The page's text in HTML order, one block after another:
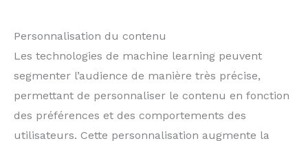
Personnalisation du contenu
Les technologies de machine learning peuvent
segmenter l’audience de manière très précise,
permettant de personnaliser le contenu en fonction
des préférences et des comportements des
utilisateurs. Cette personnalisation augmente la